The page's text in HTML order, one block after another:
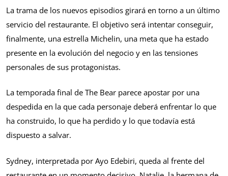
La trama de los nuevos episodios girará en torno a un último
servicio del restaurante. El objetivo será intentar conseguir,
finalmente, una estrella Michelin, una meta que ha estado
presente en la evolución del negocio y en las tensiones
personales de sus protagonistas.
La temporada final de The Bear parece apostar por una
despedida en la que cada personaje deberá enfrentar lo que
ha construido, lo que ha perdido y lo que todavía está
dispuesto a salvar.
Sydney, interpretada por Ayo Edebiri, queda al frente del